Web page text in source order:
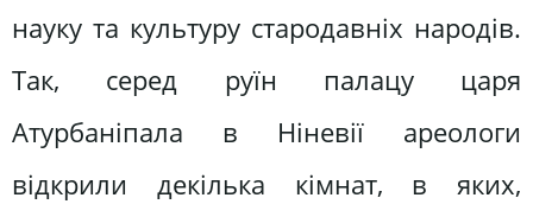
науку та культуру стародавніх народів.
Так, серед руїн палацу царя
Атурбаніпала в Ніневії ареологи
відкрили декілька кімнат, в яких,